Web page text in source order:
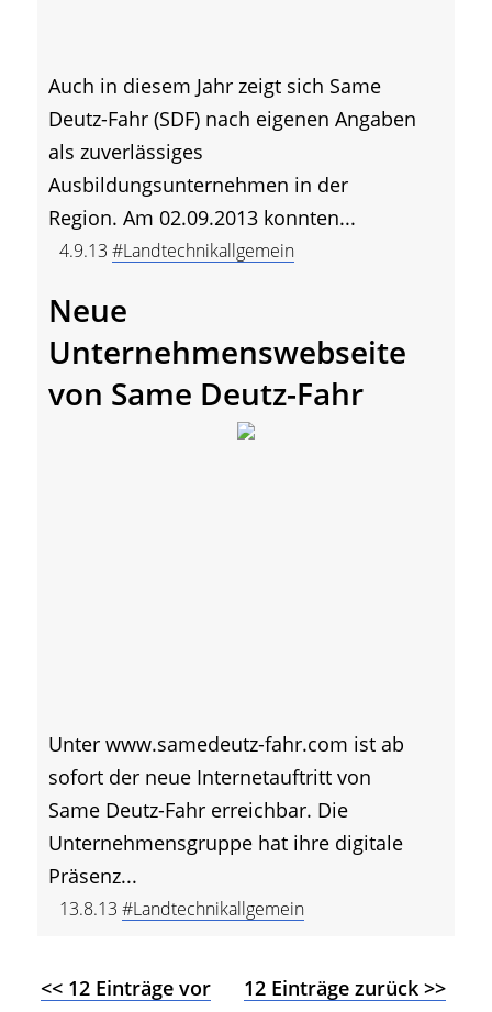
Auch in diesem Jahr zeigt sich Same
Deutz-Fahr (SDF) nach eigenen Angaben
als zuverlässiges
Ausbildungsunternehmen in der
Region. Am 02.09.2013 konnten...
4.9.13 #Landtechnikallgemein
Neue
Unternehmenswebseite
von Same Deutz-Fahr
Unter www.samedeutz-fahr.com ist ab
sofort der neue Internetauftritt von
Same Deutz-Fahr erreichbar. Die
Unternehmensgruppe hat ihre digitale
Präsenz...
13.8.13 #Landtechnikallgemein
<< 12 Einträge vor 12 Einträge zurück >>